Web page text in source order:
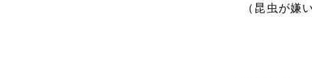
（昆虫が嫌